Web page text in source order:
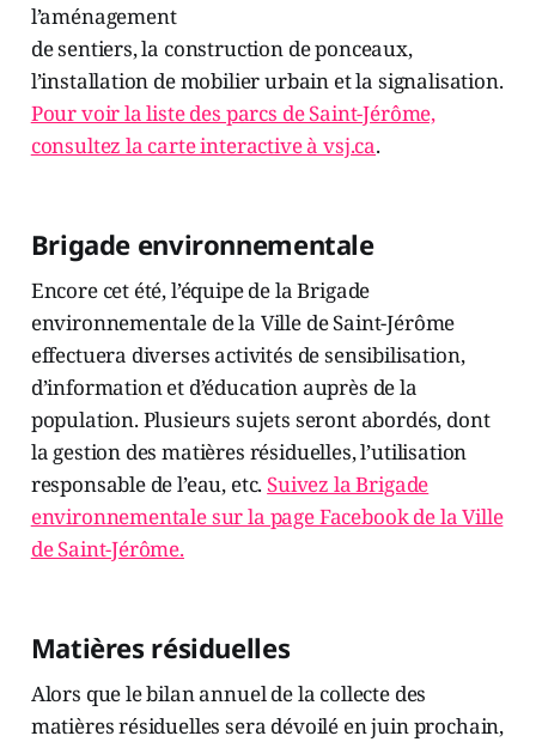
l’aménagement
de sentiers, la construction de ponceaux,
l’installation de mobilier urbain et la signalisation.
Pour voir la liste des parcs de Saint-Jérôme,
consultez la carte interactive à vsj.ca.
Brigade environnementale
Encore cet été, l’équipe de la Brigade
environnementale de la Ville de Saint-Jérôme
effectuera diverses activités de sensibilisation,
d’information et d’éducation auprès de la
population. Plusieurs sujets seront abordés, dont
la gestion des matières résiduelles, l’utilisation
responsable de l’eau, etc.Suivez la Brigade
environnementale sur la page Facebook de la Ville
de Saint-Jérôme.
Matières résiduelles
Alors que le bilan annuel de la collecte des
matières résiduelles sera dévoilé en juin prochain,